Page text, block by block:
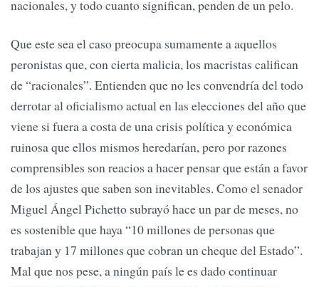
nacionales, y todo cuanto significan, penden de un pelo.
Que este sea el caso preocupa sumamente a aquellos
peronistas que, con cierta malicia, los macristas califican
de “racionales”. Entienden que no les convendría del todo
derrotar al oficialismo actual en las elecciones del año que
viene si fuera a costa de una crisis política y económica
ruinosa que ellos mismos heredarían, pero por razones
comprensibles son reacios a hacer pensar que están a favor
de los ajustes que saben son inevitables. Como el senador
Miguel Ángel Pichetto subrayó hace un par de meses, no
es sostenible que haya “10 millones de personas que
trabajan y 17 millones que cobran un cheque del Estado”.
Mal que nos pese, a ningún país le es dado continuar